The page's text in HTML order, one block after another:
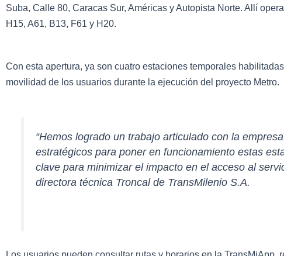
Suba, Calle 80, Caracas Sur, Américas y Autopista Norte. Allí
H15, A61, B13, F61 y H20.
Con esta apertura, ya son cuatro estaciones temporales
movilidad de los usuarios durante la ejecución del proyecto Metro.
“Hemos logrado un trabajo articulado con la
estratégicos para poner en funcionamiento estas
clave para minimizar el impacto en el acceso al
directora técnica Troncal de TransMilenio S.A.